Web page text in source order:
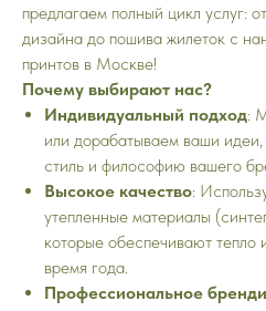
предлагаем полный цикл услуг:
дизайна до пошива жилеток с
принтов в Москве!
Почему выбирают нас?
Индивидуальный подход:
или дорабатываем ваши
стиль и философию вашего
Высокое качество:
утепленные материалы
которые обеспечивают
время года.
Профессиональное